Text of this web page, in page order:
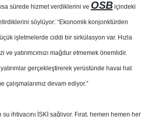
sürede hizmet verdiklerini ve OSBiçindeki
söylüyor: “Ekonomik konjonktürden
işletmelerde ciddi bir sirkülasyon var. Hızla
ve yatırımcımızı mağdur etmemek önemlidir.
gerçekleştirerek yerüstünde havai hat
çalışmalarımız devam ediyor.”
ihtiyacını İSKİ sağlıyor. Fırat, hemen hemen her